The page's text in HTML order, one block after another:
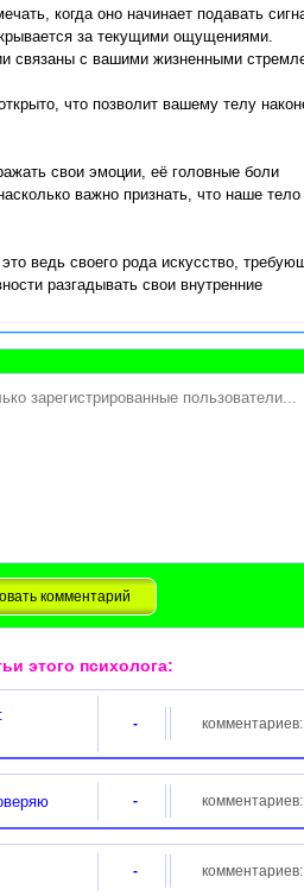
когда оно начинает подавать
за текущими ощущениями.
связаны с вашими жизненными
что позволит вашему телу
свои эмоции, её головные боли
важно признать, что наше тело
ведь своего рода искусство,
разгадывать свои внутренние
этого психолога:
-
-
-